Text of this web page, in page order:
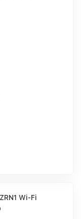
Wi-Fi